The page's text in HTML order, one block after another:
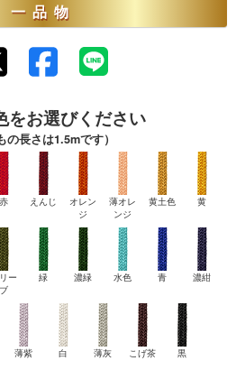
一品物
をお選びください
の長さは1.5mです）
赤 えんじ
オレン
ジ
薄オレ
ンジ
黄土色 黄
ー
ブ
緑 濃緑 水色 青 濃紺
薄紫 白 薄灰 こげ茶 黒